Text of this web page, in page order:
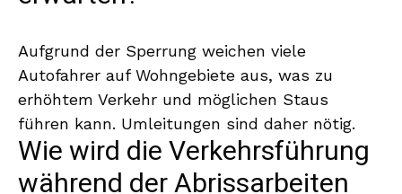
Aufgrund der Sperrung weichen viele
Autofahrer auf Wohngebiete aus, was zu
erhöhtem Verkehr und möglichen Staus
führen kann. Umleitungen sind daher nötig.
Wie wird die Verkehrsführung
während der Abrissarbeiten